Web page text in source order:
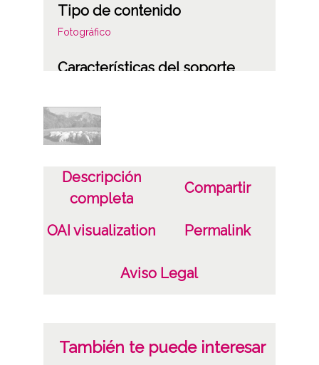
Tipo de contenido
Fotográfico
Características del soporte
Fecha
19880925
Licencia de las imágenes
CC BY-NC-SA 4.0
Descripción
completa
Compartir
OAI visualization Permalink
Aviso Legal
También te puede interesar